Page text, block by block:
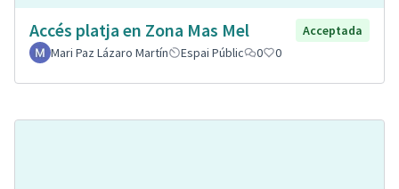
Accés platja en Zona Mas Mel
Acceptada
Mari Paz Lázaro Martín
Espai Públic 0 0